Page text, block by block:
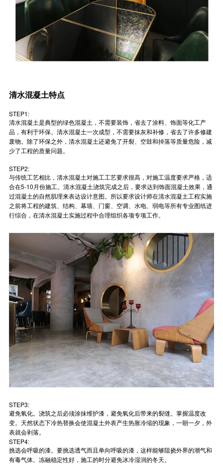
清水混凝土特点
STEP1:
清水混凝土是典型的绿色混凝土，不需要装饰，省去了涂料、饰面等化工产
品，有利于环保。清水混凝土一次成型，不需要抹灰和补修，省去了许多修建
废物。除了环保之外，清水混凝土还避免了开裂、空鼓和掉落等质量危险，减
少了工程的质量问题。
STEP2:
与传统工艺相比，清水混凝土对施工工艺要求很高，对施工温度要求严格，适
合在5-10月份施工。清水混凝土浇筑完成之后，要求达到饰面混凝土效果，通
过混凝土的自然肌理来表达设计意图。所以要求设计师在清水混凝土工程实施
之前将工程的建筑、结构、幕墙、门窗、空调、水电、弱电等所有专业图纸进
行综合，在清水混凝土实施过程中合理组织各项专项工作。
STEP3:
避免氧化。浇筑之后必须涂抹维护漆，避免氧化后带来的裂缝。掌握温度改
变。天然状态下冷热替换会使混凝土外表产生热胀冷缩的现象，一朝一夕，外
表就会剥落。
STEP4:
挑选会呼吸的漆。要挑选透气而且单向呼吸的漆，这样能够阻挠外界的潮气和
有毒气体。冻融稳定性好，施工的时分避免冰冷湿润的冬天。